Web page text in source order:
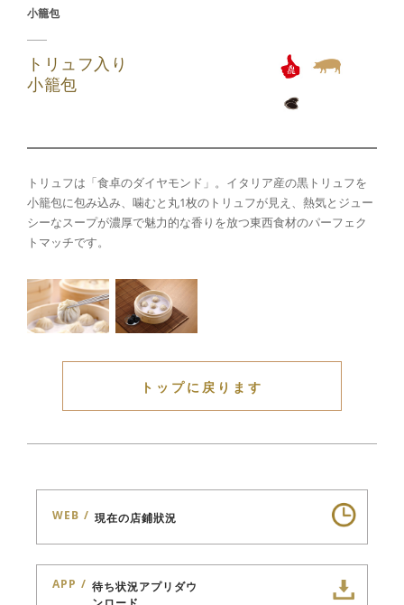
小籠包
トリュフ入り
小籠包
トリュフは「食卓のダイヤモンド」。イタリア産の黒トリュフを
小籠包に包み込み、噛むと丸1枚のトリュフが見え、熱気とジュー
シーなスープが濃厚で魅力的な香りを放つ東西食材のパーフェク
トマッチです。
トップに戻ります
WEB 現在の店鋪狀況
APP
待ち状況アプリダウ